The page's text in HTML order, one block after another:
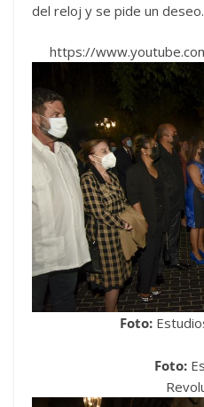
del reloj y se pide un deseo.
https://
Foto:
Foto: